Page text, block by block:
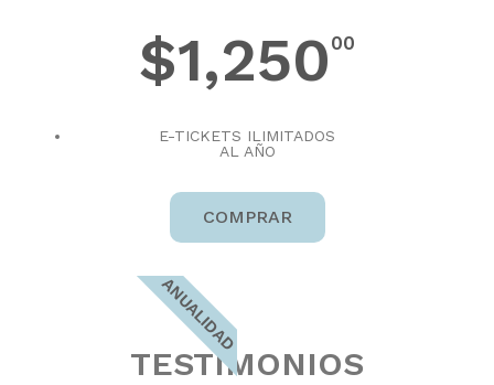
$1,250 00
E-TICKETS ILIMITADOS
AL AÑO
COMPRAR
ANUALIDAD
TESTIMONIOS